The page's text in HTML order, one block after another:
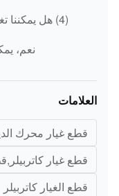
(4) هل يمكننا تغيير حجم و لون المضخات التي نريدها؟
نعم،
العلامات
قطع غيار محرك
قطع غيار
قطع الغيار كاتربيلر